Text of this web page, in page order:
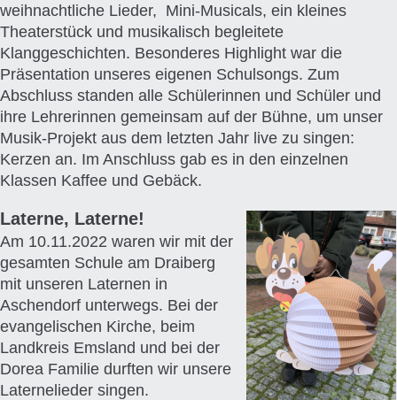
weihnachtliche Lieder, Mini-Musicals, ein kleines
Theaterstück und musikalisch begleitete
Klanggeschichten. Besonderes Highlight war die
Präsentation unseres eigenen Schulsongs. Zum
Abschluss standen alle Schülerinnen und Schüler und
ihre Lehrerinnen gemeinsam auf der Bühne, um unser
Musik-Projekt aus dem letzten Jahr live zu singen:
Kerzen an. Im Anschluss gab es in den einzelnen
Klassen Kaffee und Gebäck.
Laterne, Laterne!
Am 10.11.2022 waren wir mit der
gesamten Schule am Draiberg
mit unseren Laternen in
Aschendorf unterwegs. Bei der
evangelischen Kirche, beim
Landkreis Emsland und bei der
Dorea Familie durften wir unsere
Laternelieder singen.